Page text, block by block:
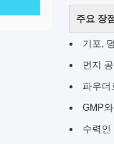
주요 장
기포,
먼지
파우더
GMP
수력인